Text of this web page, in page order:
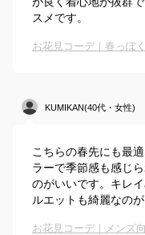
スメです。
KUMIKAN(40代・女性)
こちらの春先にも最
ラーで季節感も感じ
のがいいです。キレ
ルエットも綺麗なの